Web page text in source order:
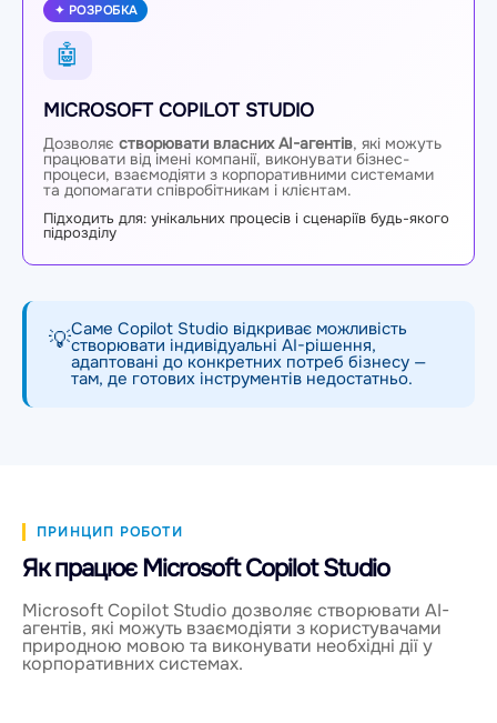
✦ РОЗРОБКА
🤖
MICROSOFT COPILOT STUDIO
Дозволяє створювати власних AI-агентів, які можуть
працювати від імені компанії, виконувати бізнес-
процеси, взаємодіяти з корпоративними системами
та допомагати співробітникам і клієнтам.
Підходить для: унікальних процесів і сценаріїв будь-якого
підрозділу
💡Саме Copilot Studio відкриває можливість
створювати індивідуальні AI-рішення,
адаптовані до конкретних потреб бізнесу —
там, де готових інструментів недостатньо.
ПРИНЦИП РОБОТИ
Як працює Microsoft Copilot Studio
Microsoft Copilot Studio дозволяє створювати AI-
агентів, які можуть взаємодіяти з користувачами
природною мовою та виконувати необхідні дії у
корпоративних системах.